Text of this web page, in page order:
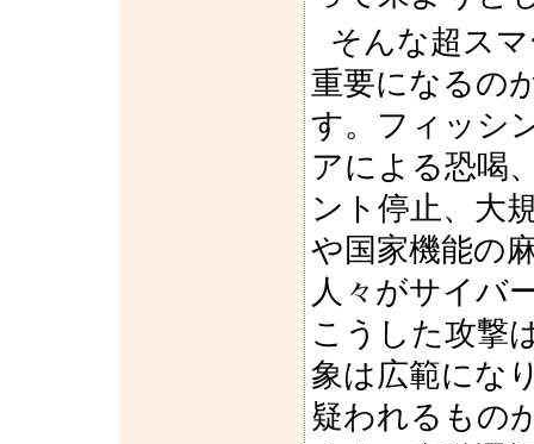
そんな超ス
重要になるの
す。フィッシ
アによる恐喝
ント停止、大
や国家機能の
人々がサイバ
こうした攻撃
象は広範にな
疑われるもの